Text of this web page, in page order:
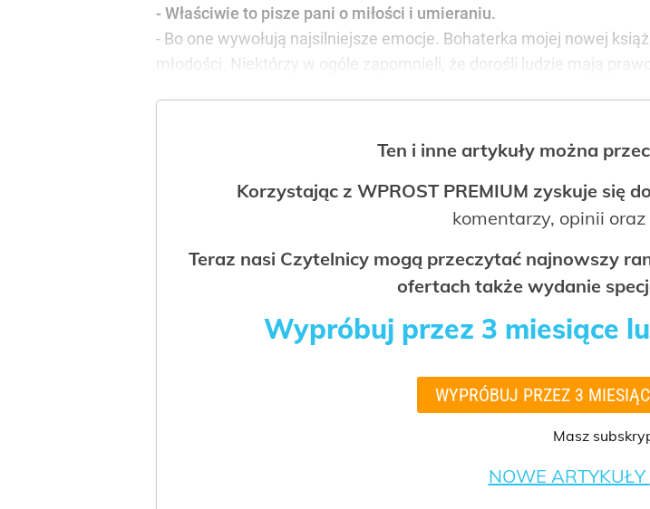
- Właściwie to pisze pani o miłości i umieraniu.
- Bo one wywołują najsilniejsze emocje. Bohaterka mojej nowej
młodości. Niektórzy w ogóle zapomnieli, że dorośli ludzie mają
Ten i inne artykuły można
Korzystając z WPROST PREMIUM zyskuje się
komentarzy, opinii
Teraz nasi Czytelnicy mogą przeczytać najnowszy
ofertach także wydanie
Wypróbuj przez 3 miesiące
WYPRÓBUJ PRZEZ 3
Masz
NOWE ARTYKUŁY